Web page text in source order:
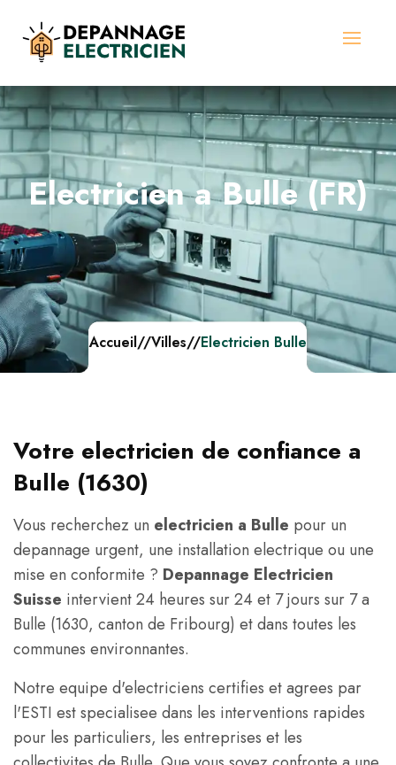
Electricien a Bulle (FR)
Accueil//Villes//Electricien Bulle
Votre electricien de confiance a
Bulle (1630)
Vous recherchez un electricien a Bulle pour un
depannage urgent, une installation electrique ou une
mise en conformite ? Depannage Electricien
Suisse intervient 24 heures sur 24 et 7 jours sur 7 a
Bulle (1630, canton de Fribourg) et dans toutes les
communes environnantes.
Notre equipe d'electriciens certifies et agrees par
l'ESTI est specialisee dans les interventions rapides
pour les particuliers, les entreprises et les